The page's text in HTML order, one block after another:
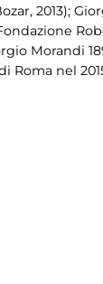
2013);
Morandi
Roma nel